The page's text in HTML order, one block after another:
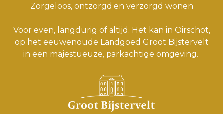
Zorgeloos, ontzorgd en verzorgd wonen
Voor even, langdurig of altijd. Het kan in Oirschot,
op het eeuwenoude Landgoed Groot Bijstervelt
in een majestueuze, parkachtige omgeving.